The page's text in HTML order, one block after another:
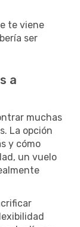
te viene
ser
a
muchas
La opción
y cómo
un vuelo